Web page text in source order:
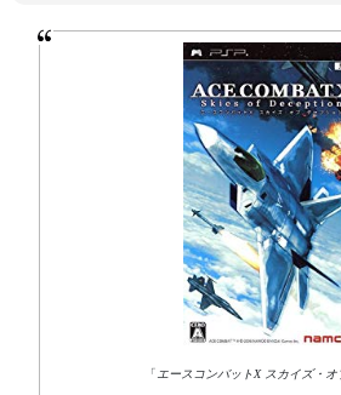
「 エースコンバットX スカイズ・